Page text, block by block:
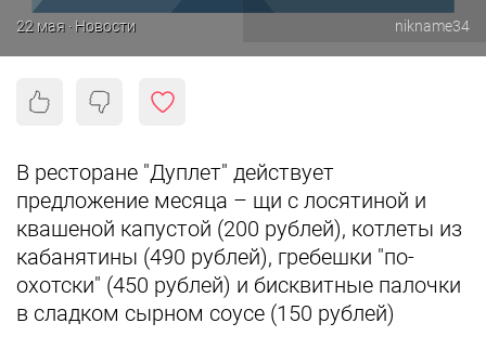
22 мая · Новости nikname34
В ресторане "Дуплет" действует
предложение месяца – щи с лосятиной и
квашеной капустой (200 рублей), котлеты из
кабанятины (490 рублей), гребешки "по-
охотски" (450 рублей) и бисквитные палочки
в сладком сырном соусе (150 рублей)